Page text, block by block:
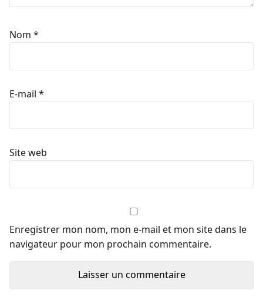
Nom *
E-mail *
Site web
Enregistrer mon nom, mon e-mail et mon site dans le
navigateur pour mon prochain commentaire.